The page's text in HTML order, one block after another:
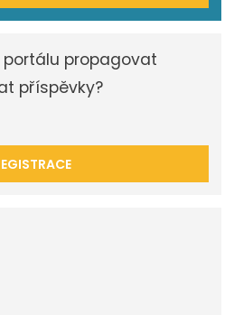
propagovat
příspěvky?